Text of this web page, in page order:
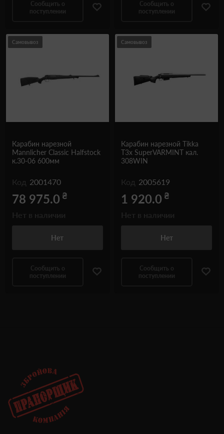
Сообщить о
поступлении
Сообщить о
поступлении
Самовывоз
Карабин нарезной
Mannlicher Classic Halfstock
к.30-06 600мм
Код 2001470
78 975.0 ₴
Нет
Сообщить о
поступлении
Самовывоз
Карабин нарезной Tikka
T3x SuperVARMINT кал.
308WIN
Код 2005619
1 920.0 ₴
Нет
Сообщить о
поступлении